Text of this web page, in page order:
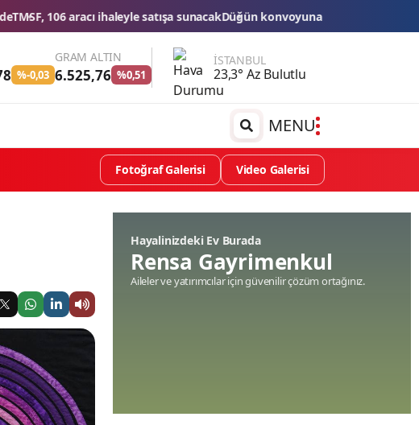
satışa sunacakDüğün konvoyuna ağır fatura: 540 bin lira ceza, 6 araç
%-0,03
GRAM ALTIN
6.525,76 %0,51
İSTANBUL
23,3° Az Bulutlu
MENU
Fotoğraf Galerisi Video Galerisi
Hayalinizdeki Ev Burada
Rensa Gayrimenkul
Aileler ve yatırımcılar için güvenilir çözüm ortağınız.